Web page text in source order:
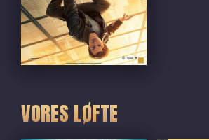
VORES LØFTE